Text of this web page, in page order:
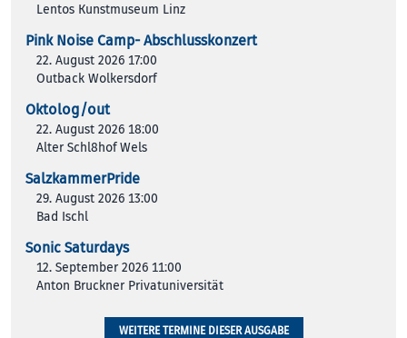
Lentos Kunstmuseum Linz
Pink Noise Camp- Abschlusskonzert
22. August 2026 17:00
Outback Wolkersdorf
Oktolog/out
22. August 2026 18:00
Alter Schl8hof Wels
SalzkammerPride
29. August 2026 13:00
Bad Ischl
Sonic Saturdays
12. September 2026 11:00
Anton Bruckner Privatuniversität
WEITERE TERMINE DIESER AUSGABE